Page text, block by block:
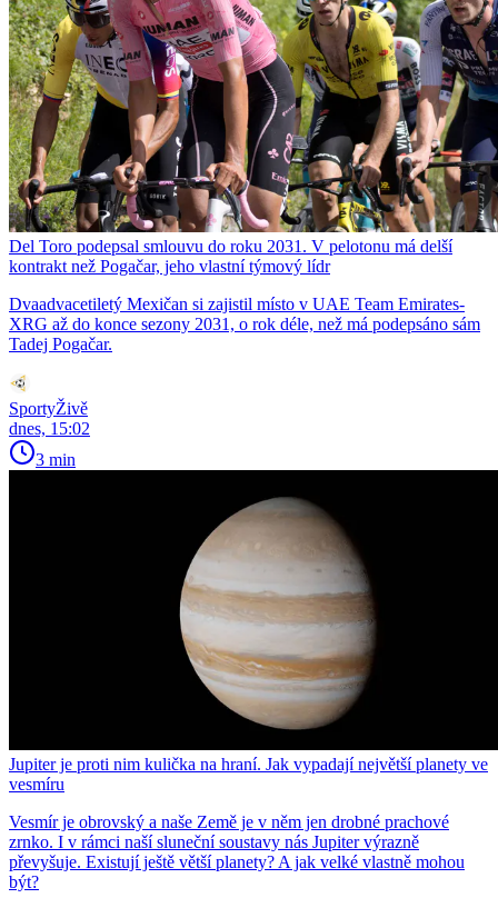
Del Toro podepsal smlouvu do roku 2031. V pelotonu má delší
kontrakt než Pogačar, jeho vlastní týmový lídr
Dvaadvacetiletý Mexičan si zajistil místo v UAE Team Emirates-
XRG až do konce sezony 2031, o rok déle, než má podepsáno sám
Tadej Pogačar.
SportyŽivě
dnes, 15:02
3 min
Jupiter je proti nim kulička na hraní. Jak vypadají největší planety ve
vesmíru
Vesmír je obrovský a naše Země je v něm jen drobné prachové
zrnko. I v rámci naší sluneční soustavy nás Jupiter výrazně
převyšuje. Existují ještě větší planety? A jak velké vlastně mohou
být?